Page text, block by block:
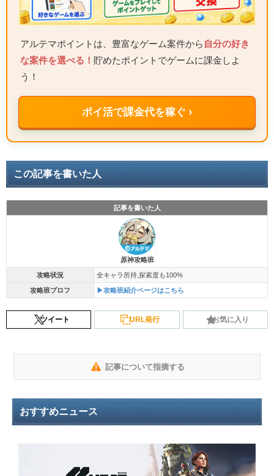
アルテマポイントは、豊富なゲーム案件から 自分の好き
な案件を選べる！ 貯めたポイントでゲームに課金しよ
う！
ポイ活で課金代を稼ぐ ›
この記事を書いた人
記事を書いた人
原神攻略班
攻略状況 全キャラ所持,探索度も100%
攻略班プロフ ▶攻略班紹介ページはこちら
ツイート URL発行 お気に入り
記事について指摘する
おすすめニュース